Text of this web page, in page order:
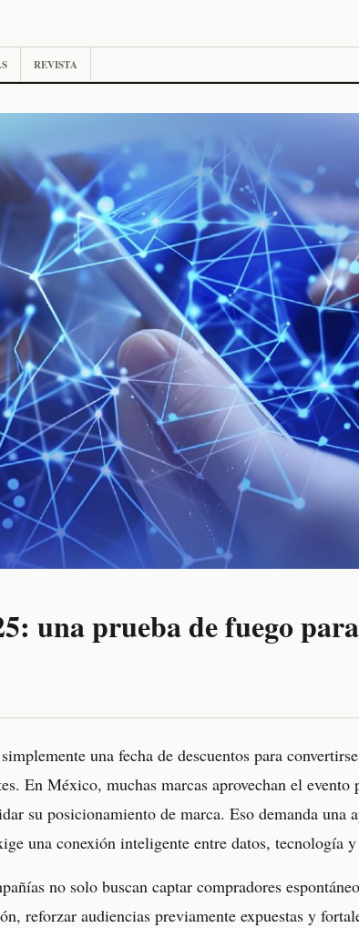
REVISTA
una prueba de fuego
una fecha de descuentos para
En México, muchas marcas aprovechan el
su posicionamiento de marca. Eso demanda una
una conexión inteligente entre datos, tecnología
no solo buscan captar compradores
reforzar audiencias previamente expuestas y